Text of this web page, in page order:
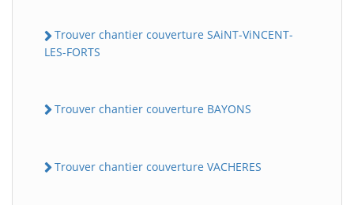
Trouver chantier couverture SAiNT-ViNCENT-
LES-FORTS
Trouver chantier couverture BAYONS
Trouver chantier couverture VACHERES